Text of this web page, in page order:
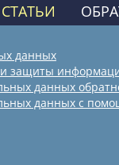
СТАТЬИ
данных
и защиты
данных
данных с